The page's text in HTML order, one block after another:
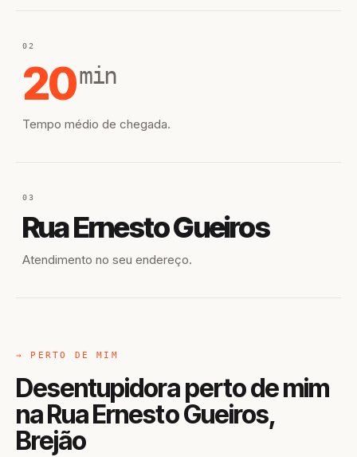
02
20min
Tempo médio de chegada.
03
Rua Ernesto Gueiros
Atendimento no seu endereço.
→ PERTO DE MIM
Desentupidora perto de mim
na Rua Ernesto Gueiros,
Brejão